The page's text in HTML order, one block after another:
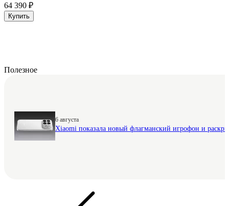
64 390 ₽
Купить
Полезное
6 августа
Xiaomi показала новый флагманский игрофон и